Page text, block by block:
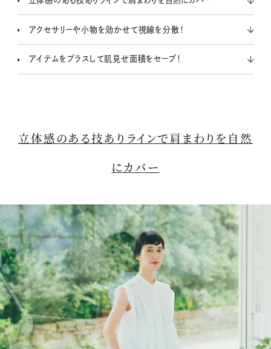
アクセサリーや小物を効かせて視線を分散！
アイテムをプラスして肌見せ面積をセーブ！
立体感のある技ありラインで肩まわりを自然
にカバー